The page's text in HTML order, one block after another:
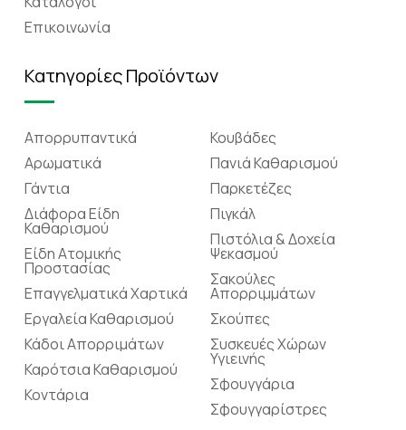
Επικοινωνία
Κατηγορίες Προϊόντων
Απορρυπαντικά
Αρωματικά
Γάντια
Διάφορα Είδη
Καθαρισμού
Είδη Ατομικής
Προστασίας
Επαγγελματικά Χαρτικά
Εργαλεία Καθαρισμού
Κάδοι Απορριμάτων
Καρότσια Καθαρισμού
Κοντάρια
Κουβάδες
Πανιά Καθαρισμού
Παρκετέζες
Πιγκάλ
Πιστόλια & Δοχεία
Ψεκασμού
Σακούλες
Απορριμμάτων
Σκούπες
Συσκευές Χώρων
Υγιεινής
Σφουγγάρια
Σφουγγαρίστρες